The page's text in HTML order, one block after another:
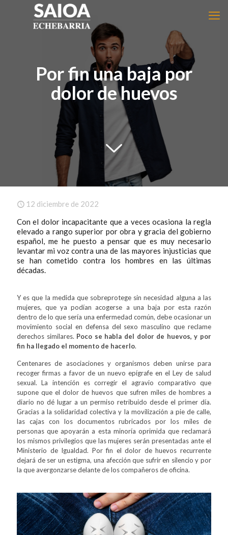
Por fin una baja por
dolor de huevos
12 diciembre de 2022
Con el dolor incapacitante que a veces ocasiona la regla
elevado a rango superior por obra y gracia del gobierno
español, me he puesto a pensar que es muy necesario
levantar mi voz contra una de las mayores injusticias que
se han cometido contra los hombres en las últimas
décadas.
Y es que la medida que sobreprotege sin necesidad alguna a las
mujeres, que ya podían acogerse a una baja por esta razón
dentro de lo que sería una enfermedad común, debe ocasionar un
movimiento social en defensa del sexo masculino que reclame
derechos similares. Poco se habla del dolor de huevos, y por
fin ha llegado el momento de hacerlo.
Centenares de asociaciones y organismos deben unirse para
recoger firmas a favor de un nuevo epígrafe en el Ley de salud
sexual. La intención es corregir el agravio comparativo que
supone que el dolor de huevos que sufren miles de hombres a
diario no dé lugar a un permiso retribuido desde el primer día.
Gracias a la solidaridad colectiva y la movilización a pie de calle,
las cajas con los documentos rubricados por los miles de
personas que apoyarán a esta minoría oprimida que reclamará
los mismos privilegios que las mujeres serán presentadas ante el
Ministerio de Igualdad. Por fin el dolor de huevos recurrente
dejará de ser un estigma, una afección que sufrir en silencio y por
la que avergonzarse delante de los compañeros de oficina.